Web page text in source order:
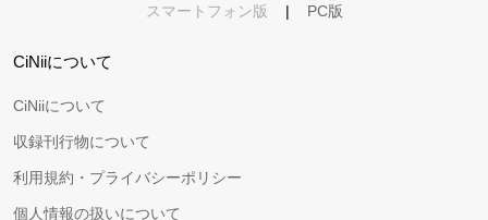
スマートフォン版 | PC版
CiNiiについて
CiNiiについて
収録刊行物について
利用規約・プライバシーポリシー
個人情報の扱いについて